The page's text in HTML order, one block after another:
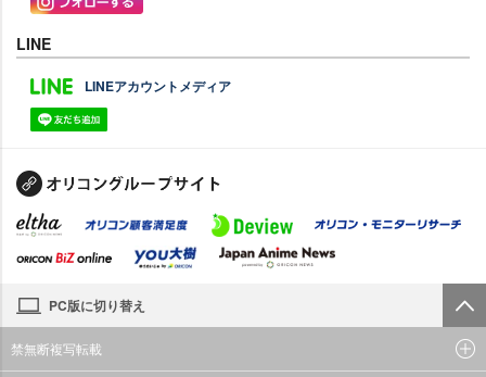
LINE
LINEアカウントメディア
PC版に切り替え
禁無断複写転載